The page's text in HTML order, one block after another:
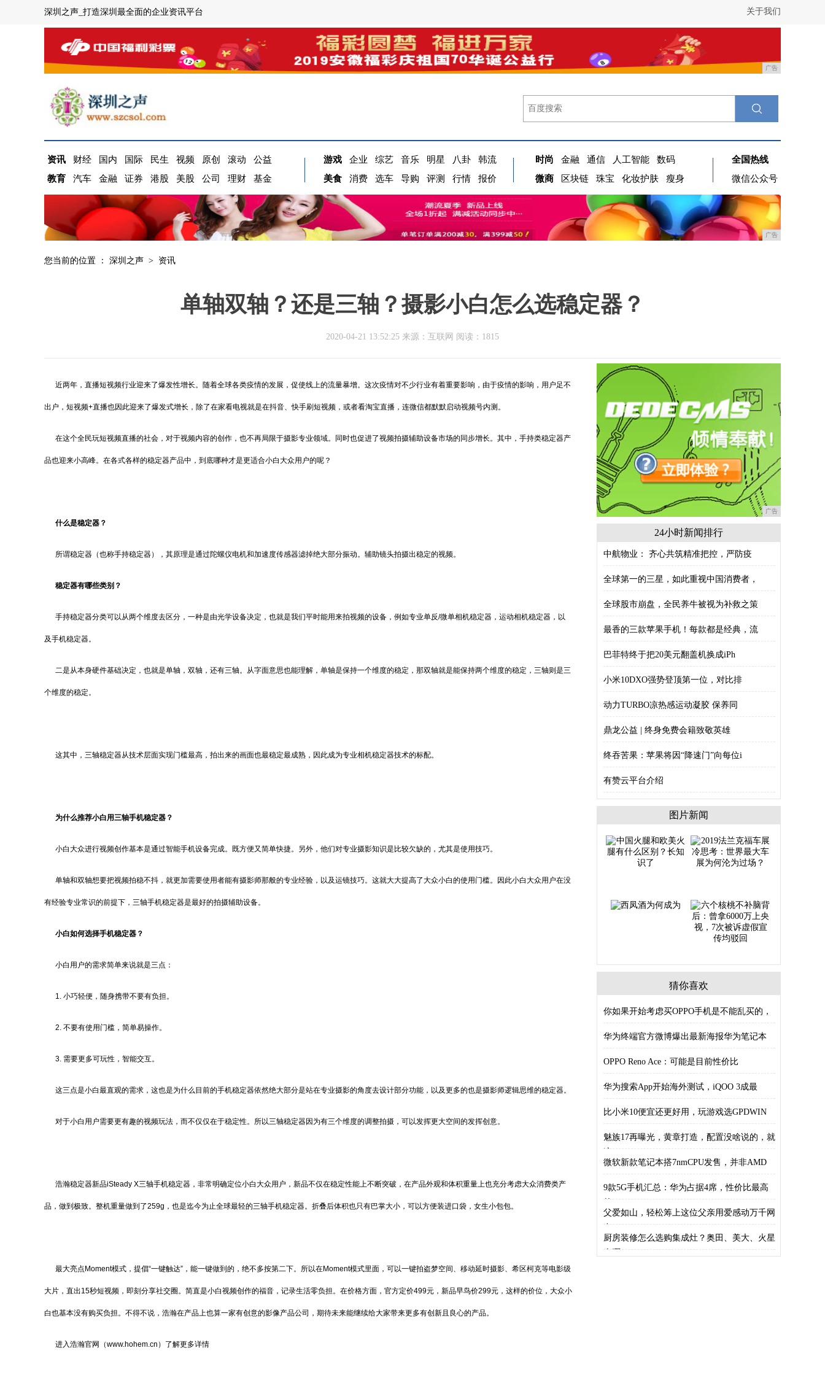
关于我们
深圳之声_打造深圳最全面的企业资讯平台
广告
资讯 财经 国内 国际 民生 视频 原创 滚动
公益
教育
汽车 金融 证券 港股 美股 公司 理财 基金
游戏 企业 综艺 音乐 明星 八卦
韩流
美食
消费 选车 导购 评测 行情 报价
时尚 金融 通信 人工智能
数码
微商
区块链 珠宝 化妆护肤 瘦身
全国热线
微信公众号
广告
您当前的位置 ： 深圳之声 > 资讯
单轴双轴？还是三轴？摄影小白怎么选稳定器？
2020-04-21 13:52:25 来源：互联网 阅读：1815
近两年，直播短视频行业迎来了爆发性增长。随着全球各类疫情的发展，促使线上的流量暴增。这次疫情对不少行业有着重要影响，由于疫情的影响，用户足不
出户，短视频+直播也因此迎来了爆发式增长，除了在家看电视就是在抖音、快手刷短视频，或者看淘宝直播，连微信都默默启动视频号内测。
在这个全民玩短视频直播的社会，对于视频内容的创作，也不再局限于摄影专业领域。同时也促进了视频拍摄辅助设备市场的同步增长。其中，手持类稳定器产
品也迎来小高峰。在各式各样的稳定器产品中，到底哪种才是更适合小白大众用户的呢？
什么是稳定器？
所谓稳定器（也称手持稳定器），其原理是通过陀螺仪电机和加速度传感器滤掉绝大部分振动。辅助镜头拍摄出稳定的视频。
稳定器有哪些类别？
手持稳定器分类可以从两个维度去区分，一种是由光学设备决定，也就是我们平时能用来拍视频的设备，例如专业单反/微单相机稳定器，运动相机稳定器，以
及手机稳定器。
二是从本身硬件基础决定，也就是单轴，双轴，还有三轴。从字面意思也能理解，单轴是保持一个维度的稳定，那双轴就是能保持两个维度的稳定，三轴则是三
个维度的稳定。
这其中，三轴稳定器从技术层面实现门槛最高，拍出来的画面也最稳定最成熟，因此成为专业相机稳定器技术的标配。
为什么推荐小白用三轴手机稳定器？
小白大众进行视频创作基本是通过智能手机设备完成。既方便又简单快捷。另外，他们对专业摄影知识是比较欠缺的，尤其是使用技巧。
单轴和双轴想要把视频拍稳不抖，就更加需要使用者能有摄影师那般的专业经验，以及运镜技巧。这就大大提高了大众小白的使用门槛。因此小白大众用户在没
有经验专业常识的前提下，三轴手机稳定器是最好的拍摄辅助设备。
小白如何选择手机稳定器 ？
小白用户的需求简单来说就是三点：
1. 小巧轻便，随身携带不要有负担。
2. 不要有使用门槛，简单易操作。
3. 需要更多可玩性，智能交互。
这三点是小白最直观的需求，这也是为什么目前的手机稳定器依然绝大部分是站在专业摄影的角度去设计部分功能，以及更多的也是摄影师逻辑思维的稳定器。
对于小白用户需要更有趣的视频玩法，而不仅仅在于稳定性。所以三轴稳定器因为有三个维度的调整拍摄，可以发挥更大空间的发挥创意。
浩瀚稳定器新品iSteady X三轴手机稳定器，非常明确定位小白大众用户，新品不仅在稳定性能上不断突破，在产品外观和体积重量上也充分考虑大众消费类产
品，做到极致。整机重量做到了259g，也是迄今为止全球最轻的三轴手机稳定器。折叠后体积也只有巴掌大小，可以方便装进口袋，女生小包包。
最大亮点Moment模式，提倡“一键触达”，能一键做到的，绝不多按第二下。所以在Moment模式里面，可以一键拍盗梦空间、移动延时摄影、希区柯克等电影级
大片，直出15秒短视频，即刻分享社交圈。简直是小白视频创作的福音，记录生活零负担。在价格方面，官方定价499元，新品早鸟价299元，这样的价位，大众小
白也基本没有购买负担。不得不说，浩瀚在产品上也算一家有创意的影像产品公司，期待未来能继续给大家带来更多有创新且良心的产品。
进入浩瀚官网（www.hohem.cn）了解更多详情
广告
24小时新闻排行
中航物业： 齐心共筑精准把控，严防疫
全球第一的三星，如此重视中国消费者，
全球股市崩盘，全民养牛被视为补救之策
最香的三款苹果手机！每款都是经典，流
巴菲特终于把20美元翻盖机换成iPh
小米10DXO强势登顶第一位，对比排
动力TURBO凉热感运动凝胶 保养同
鼎龙公益 | 终身免费会籍致敬英雄
终吞苦果：苹果将因“降速门”向每位i
有赞云平台介绍
图片新闻
猜你喜欢
你如果开始考虑买OPPO手机是不能乱买的，
3
华为终端官方微博爆出最新海报华为笔记本
202
OPPO Reno Ace：可能是目前性价比
华为搜索App开始海外测试，iQOO 3成最
比小米10便宜还更好用，玩游戏选GPDWIN
魅族17再曝光，黄章打造，配置没啥说的，就
这
微软新款笔记本搭7nmCPU发售，并非AMD
9款5G手机汇总：华为占据4席，性价比最高
的
父爱如山，轻松筹上这位父亲用爱感动万千网
友
厨房装修怎么选购集成灶？奥田、美大、火星
人哪